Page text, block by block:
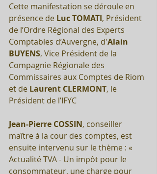
Cette manifestation se déroule en
présence de Luc TOMATI, Président
de l’Ordre Régional des Experts
Comptables d’Auvergne, d'Alain
BUYENS, Vice Président de la
Compagnie Régionale des
Commissaires aux Comptes de Riom
et de Laurent CLERMONT, le
Président de l’IFYC
Jean-Pierre COSSIN, conseiller
maître à la cour des comptes, est
ensuite intervenu sur le thème : «
Actualité TVA - Un impôt pour le
consommateur, une charge pour